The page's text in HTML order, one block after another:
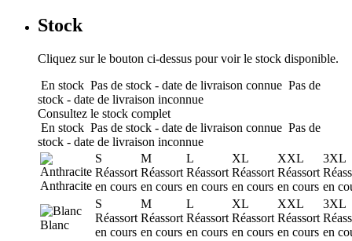
Stock
Cliquez sur le bouton ci-dessus pour voir le stock disponible.
En stock Pas de stock - date de livraison connue Pas de
stock - date de livraison inconnue
Consultez le stock complet
En stock Pas de stock - date de livraison connue Pas de
stock - date de livraison inconnue
Anthracite
S
Réassort
en cours
M
Réassort
en cours
L
Réassort
en cours
XL
Réassort
en cours
XXL
Réassort
en cours
3XL
en
Blanc
S
Réassort
en cours
M
Réassort
en cours
L
Réassort
en cours
XL
Réassort
en cours
XXL
Réassort
en cours
3XL
en